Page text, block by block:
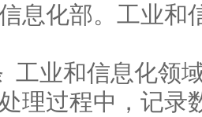
息化部。工业和
工业和信息化领
理过程中，记录